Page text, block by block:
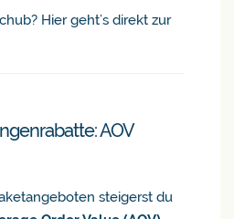
Hier geht’s direkt zur
AOV
steigerst du